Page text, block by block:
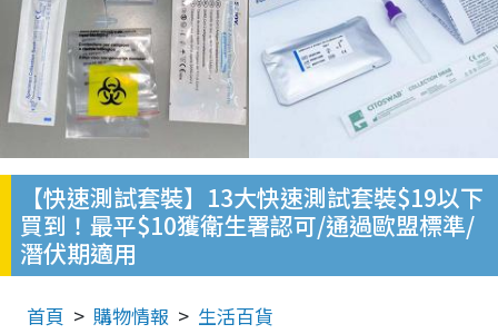
【快速測試套裝】13大快速測試套裝$19以下
買到！最平$10獲衛生署認可/通過歐盟標準/
潛伏期適用
首頁 購物情報 生活百貨